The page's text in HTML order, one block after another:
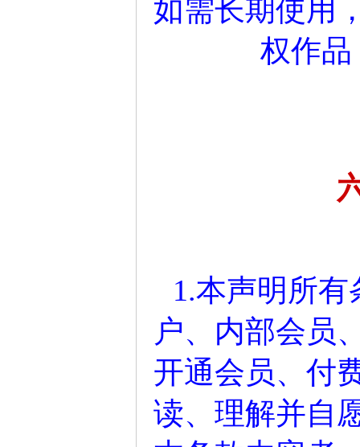
如需长期使用
权作
1.本声明所
户、内部会员
开通会员、付
读、理解并自